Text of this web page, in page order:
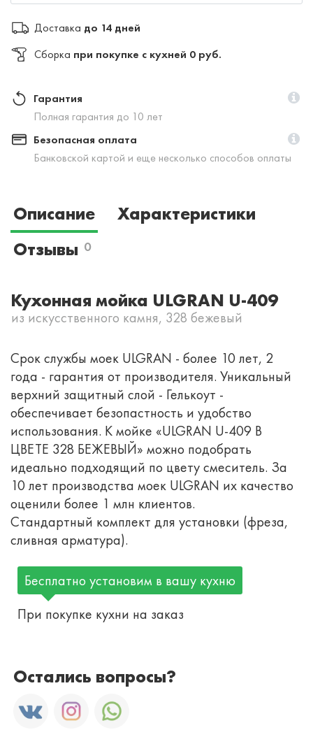
Доставка до 14 дней
Сборка при покупке с кухней 0 руб.
Гарантия
Полная гарантия до 10 лет
Безопасная оплата
Банковской картой и еще несколько способов оплаты
Описание
Характеристики
Отзывы 0
Кухонная мойка ULGRAN U-409
из искусственного камня, 328 бежевый
Срок службы моек ULGRAN - более 10 лет, 2
года - гарантия от производителя. Уникальный
верхний защитный слой - Гелькоут -
обеспечивает безопастность и удобство
использования. К мойке «ULGRAN U-409 В
ЦВЕТЕ 328 БЕЖЕВЫЙ» можно подобрать
идеально подходящий по цвету смеситель. За
10 лет производства моек ULGRAN их качество
оценили более 1 млн клиентов.
Стандартный комплект для установки (фреза,
сливная арматура).
Бесплатно установим в вашу кухню
При покупке кухни на заказ
Остались вопросы?